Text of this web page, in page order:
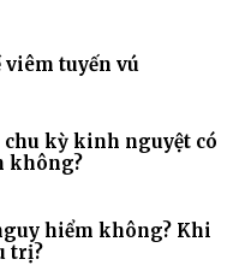
tuyến vú
chu kỳ kinh nguyệt có
không?
hiểm không? Khi
trị?